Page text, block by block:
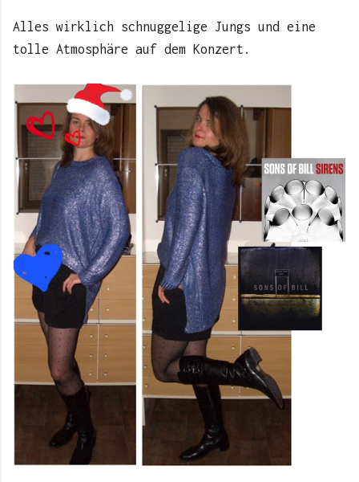
Alles wirklich schnuggelige Jungs und eine
tolle Atmosphäre auf dem Konzert.